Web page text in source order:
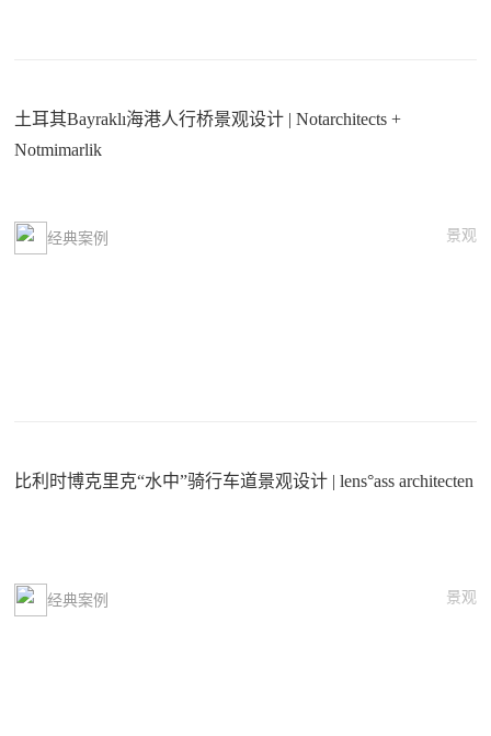
土耳其Bayraklı海港人行桥景观设计 | Notarchitects +
Notmimarlik
经典案例 景观
比利时博克里克“水中”骑行车道景观设计 | lens°ass architecten
经典案例 景观